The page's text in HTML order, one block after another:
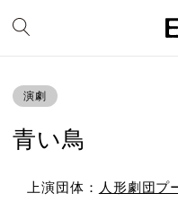
演劇
青い鳥
上演団体： 人形劇団プ